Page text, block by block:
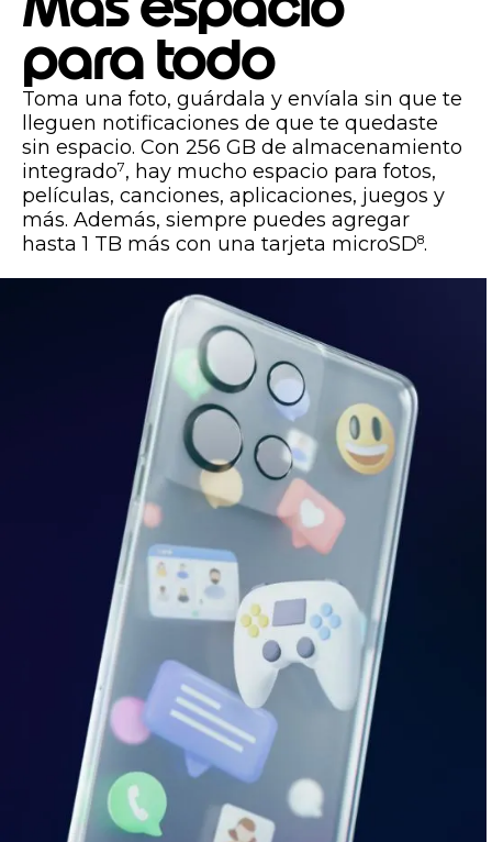
para todo
Toma una foto, guárdala y envíala sin que te
lleguen notificaciones de que te quedaste
sin espacio. Con 256 GB de almacenamiento
integrado7, hay mucho espacio para fotos,
películas, canciones, aplicaciones, juegos y
más. Además, siempre puedes agregar
hasta 1 TB más con una tarjeta microSD8.